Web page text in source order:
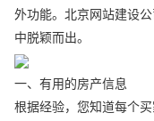
外功能。北京网站建设
中脱颖而出。
一、有用的房产信息
根据经验，您知道每个